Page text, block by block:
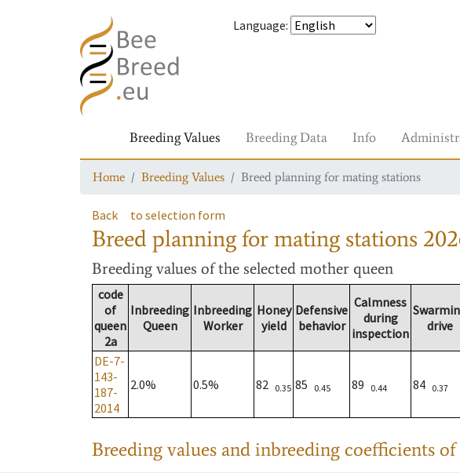
Language:
Breeding Values Breeding Data Info
Home Breeding Values Breed planning for mating stations
Back to selection form
Breed planning for mating stations
Breeding values of the selected mother queen
code
of
queen
2a
Inbreeding
Queen
Inbreeding
Worker
Honey
yield
Defensive
behavior
Calmness
during
inspection
drive
DE-7-
143-
187-
2014
2.0% 0.5% 82 0.35 85 0.45 89 0.44 84 0.37
Breeding values and inbreeding coefficients